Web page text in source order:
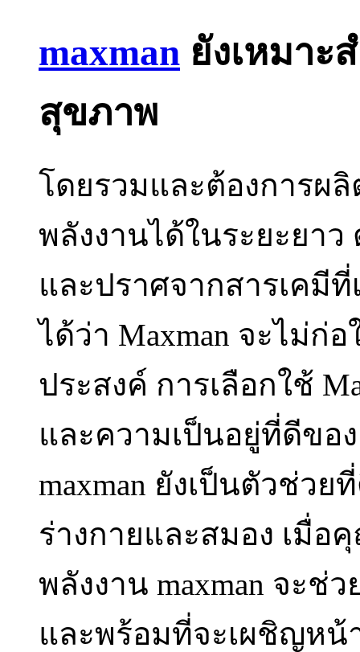
maxman ยังเหมาะ
สุขภาพ
โดยรวมและต้องการผ
พลังงานได้ในระยะยา
และปราศจากสารเคมี
ได้ว่า Maxman จะไม่ก่
ประสงค์ การเลือกใช้
และความเป็นอยู่ที่ดีขอ
maxman ยังเป็นตัวช่ว
ร่างกายและสมอง เมื่อ
พลังงาน maxman จะ
และพร้อมที่จะเผชิญห